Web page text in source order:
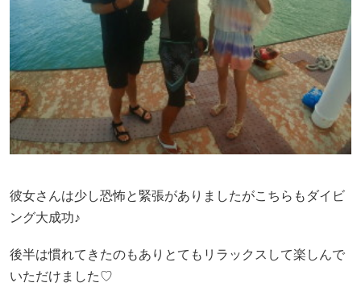
彼女さんは少し恐怖と緊張がありましたがこちらもダイビ
ング大成功♪
後半は慣れてきたのもありとてもリラックスして楽しんで
いただけました♡